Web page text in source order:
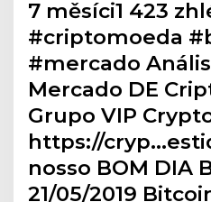
7 měsíci1 423
#criptomoeda
#mercado
Mercado DE
Grupo VIP
https://
nosso BOM DIA
21/05/2019